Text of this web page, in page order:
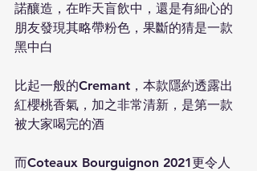
諾釀造，在昨天盲飲中，還是有細心的
朋友發現其略帶粉色，果斷的猜是一款
黑中白
比起一般的Cremant，本款隱約透露出
紅櫻桃香氣，加之非常清新，是第一款
被大家喝完的酒
而Coteaux Bourguignon 2021更令人